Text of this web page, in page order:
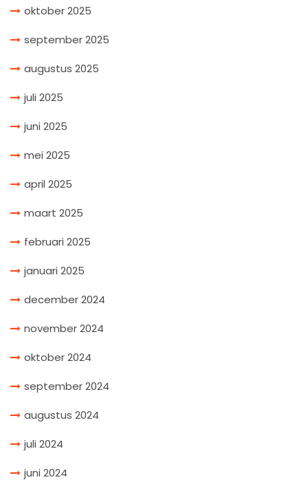
oktober 2025
september 2025
augustus 2025
juli 2025
juni 2025
mei 2025
april 2025
maart 2025
februari 2025
januari 2025
december 2024
november 2024
oktober 2024
september 2024
augustus 2024
juli 2024
juni 2024